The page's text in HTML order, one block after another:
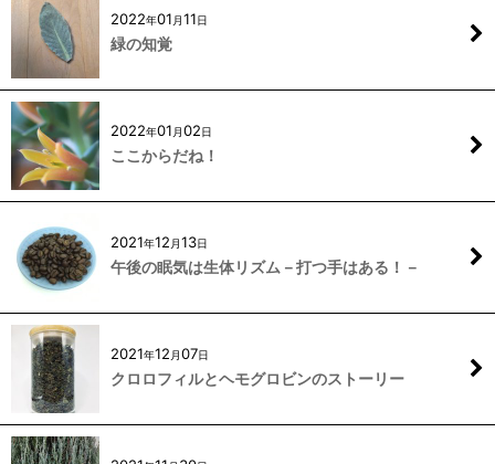
2022年01 月11日
緑の知覚
2022年01 月02日
ここからだね！
2021年12 月13日
午後の眠気は生体リズム－打つ手はある！－
2021年12 月07日
クロロフィルとヘモグロビンのストーリー